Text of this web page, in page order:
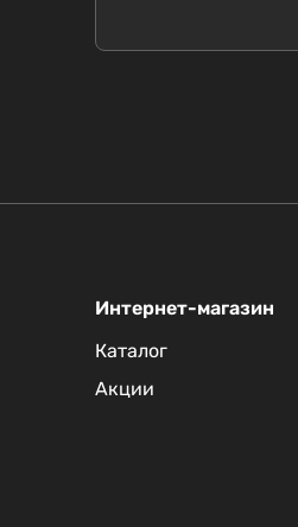
Интернет-магазин
Каталог
Акции